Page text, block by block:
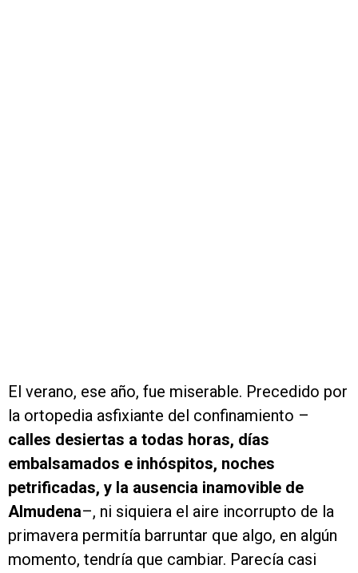
El verano, ese año, fue miserable. Precedido por
la ortopedia asfixiante del confinamiento –
calles desiertas a todas horas, días
embalsamados e inhóspitos, noches
petrificadas, y la ausencia inamovible de
Almudena–, ni siquiera el aire incorrupto de la
primavera permitía barruntar que algo, en algún
momento, tendría que cambiar. Parecía casi